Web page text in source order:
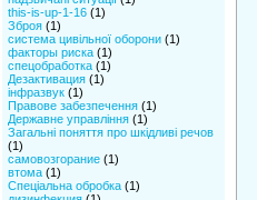
this-is-up-1-16(1)
Зброя(1)
система цивільної оборони(1)
факторы риска(1)
спецобработка(1)
Дезактивация(1)
інфразвук(1)
Правове забезпечення(1)
Державне управління(1)
Загальні поняття про шкідливі речов
(1)
самовозгорание(1)
втома(1)
Спеціальна обробка(1)